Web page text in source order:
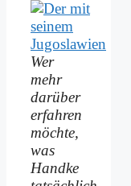
Wer
mehr
darüber
erfahren
möchte,
was
Handke